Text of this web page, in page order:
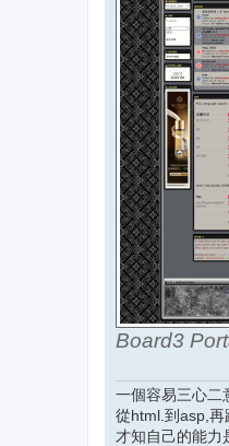
Board3
一個容易三心二
從html.到asp,
才知自己的能力